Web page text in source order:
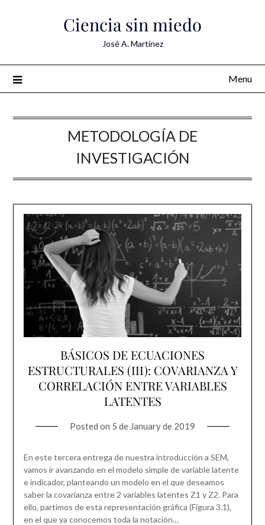
Ciencia sin miedo
José A. Martínez
Menu
METODOLOGÍA DE
INVESTIGACIÓN
BÁSICOS DE ECUACIONES
ESTRUCTURALES (III): COVARIANZA Y
CORRELACIÓN ENTRE VARIABLES
LATENTES
Posted on 5 de January de 2019
En este tercera entrega de nuestra introducción a SEM,
vamos ir avanzando en el modelo simple de variable latente
e indicador, planteando un modelo en el que deseamos
saber la covarianza entre 2 variables latentes Z1 y Z2. Para
ello, partimos de esta representación gráfica (Figura 3.1),
en el que ya conocemos toda la notación…